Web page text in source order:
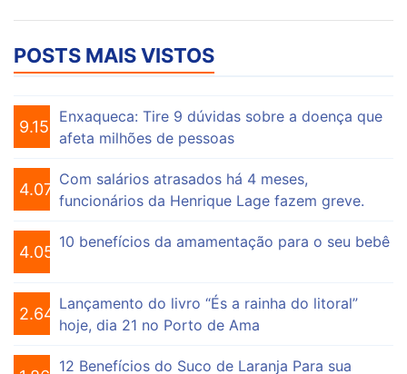
POSTS MAIS VISTOS
9.154
Enxaqueca: Tire 9 dúvidas sobre a doença que
afeta milhões de pessoas
4.074
Com salários atrasados há 4 meses,
funcionários da Henrique Lage fazem greve.
4.055
10 benefícios da amamentação para o seu bebê
2.647
Lançamento do livro “És a rainha do litoral”
hoje, dia 21 no Porto de Ama
12 Benefícios do Suco de Laranja Para sua